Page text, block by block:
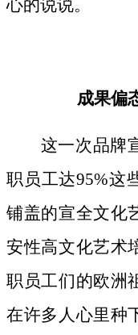
心的说说。
成果偏
这一次品牌
职员工达95%这
铺盖的宣全文化
安性高文化艺术
职员工们的欧洲
在许多人心里种